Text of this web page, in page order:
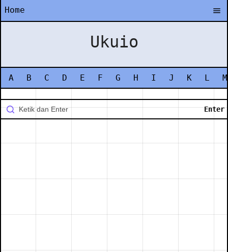
Home
Ukuio
A B C D E F G H I J K L M